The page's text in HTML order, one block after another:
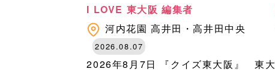
I LOVE 東大阪 編集者
河内花園 高井田・高井田中央
2026.08.07
2026年8月7日 『クイズ東大阪』 東大